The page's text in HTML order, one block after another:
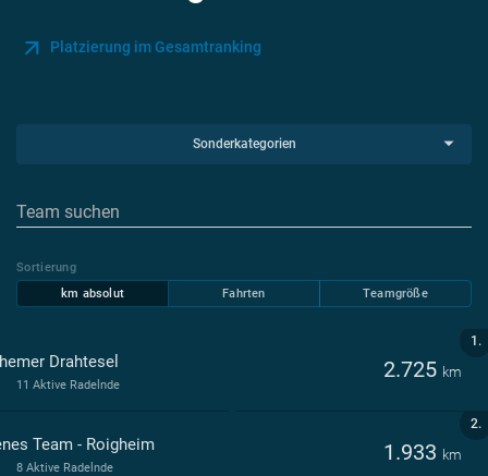
Platzierung im Gesamtranking
Sonderkategorien
Sortierung
km absolut
Fahrten Teamgröße
1.
Drahtesel 2.725 km
11 Aktive Radelnde
2.
Team - Roigheim 1.933 km
8 Aktive Radelnde